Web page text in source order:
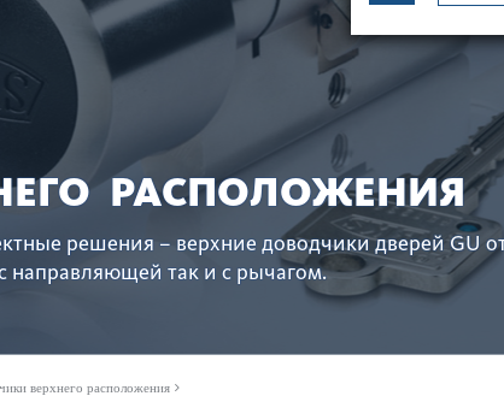
РАСПОЛОЖЕНИЯ
решения – верхние довод­чики дверей GU
направляющей так и с рычагом.
верхнего расположения